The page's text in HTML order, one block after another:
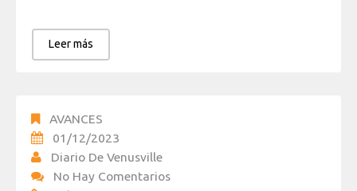
Leer más
AVANCES
01/12/2023
Diario De Venusville
No Hay Comentarios